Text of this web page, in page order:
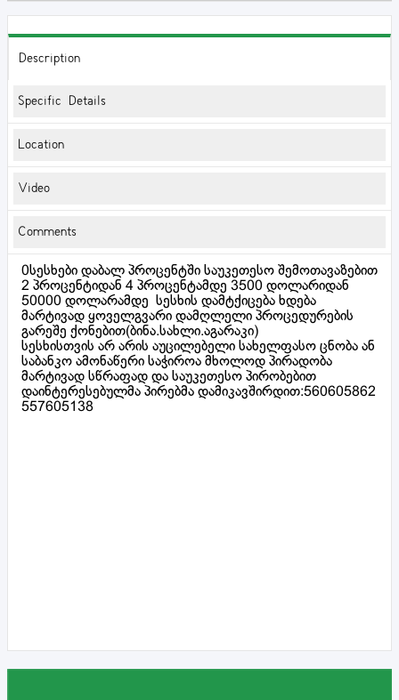
Description
Specific Details
Location
Video
Comments
0სესხები დაბალ პროცენტში საუკეთესო შემოთავაზებით
2 პროცენტიდან 4 პროცენტამდე 3500 დოლარიდან
50000 დოლარამდე სესხის დამტქიცება ხდება
მარტივად ყოველგვარი დამღლელი პროცედურების
გარეშე ქონებით(ბინა.სახლი.აგარაკი)
სესხისთვის არ არის აუცილებელი სახელფასო ცნობა ან
საბანკო ამონაწერი საჭიროა მხოლოდ პირადობა
მარტივად სწრაფად და საუკეთესო პირობებით
დაინტერესებულმა პირებმა დამიკავშირდით:560605862
557605138